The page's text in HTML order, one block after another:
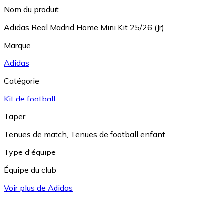
Nom du produit
Adidas Real Madrid Home Mini Kit 25/26 (Jr)
Marque
Adidas
Catégorie
Kit de football
Taper
Tenues de match, Tenues de football enfant
Type d'équipe
Équipe du club
Voir plus de Adidas